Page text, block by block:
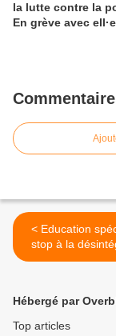
la lutte contre la
En grève avec
< Education spécialisée :
stop à la
Mercredi 17
Hébergé par
Top articles